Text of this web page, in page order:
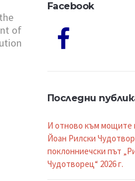
of
Facebook
Последни
И отново към мощите
Йоан Рилски
поклонниечски път
Чудотворец“ 2026 г.